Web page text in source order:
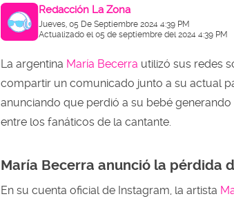
Redacción La Zona
Jueves, 05 De Septiembre 2024 4:39 PM
Actualizado el 05 de septiembre del 2024 4:39 PM
La argentina María Becerra utilizó sus redes
compartir un comunicado junto a su actual
anunciando que perdió a su bebé
entre los fanáticos de la cantante.
María Becerra anunció la pérdida
En su cuenta oficial de Instagram, la artista